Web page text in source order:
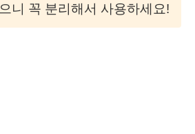
니 꼭 분리해서 사용하세요!